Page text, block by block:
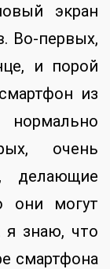
экран
Во-первых,
и порой
из
очень
делающие
они могут
я знаю, что
смартфона